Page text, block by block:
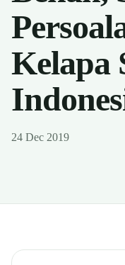
Kelapa
24 Dec 2019